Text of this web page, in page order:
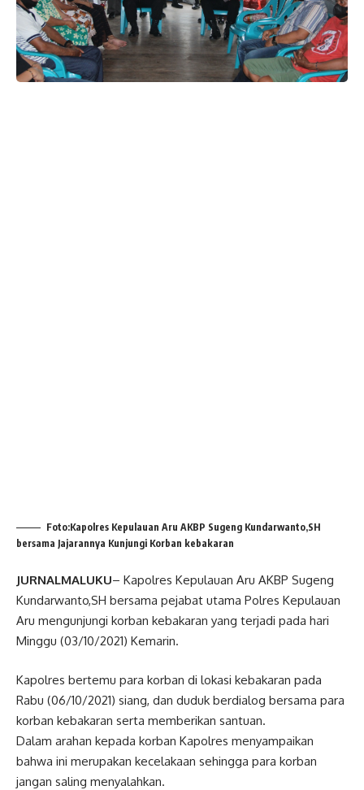
Foto:Kapolres Kepulauan Aru AKBP Sugeng Kundarwanto,SH
bersama Jajarannya Kunjungi Korban kebakaran
JURNALMALUKU– Kapolres Kepulauan Aru AKBP Sugeng
Kundarwanto,SH bersama pejabat utama Polres Kepulauan
Aru mengunjungi korban kebakaran yang terjadi pada hari
Minggu (03/10/2021) Kemarin.
Kapolres bertemu para korban di lokasi kebakaran pada
Rabu (06/10/2021) siang, dan duduk berdialog bersama para
korban kebakaran serta memberikan santuan.
Dalam arahan kepada korban Kapolres menyampaikan
bahwa ini merupakan kecelakaan sehingga para korban
jangan saling menyalahkan.